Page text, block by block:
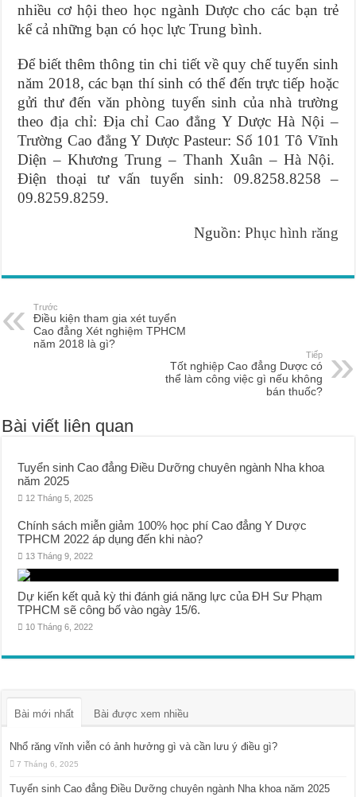
nhiều cơ hội theo học ngành Dược cho các bạn trẻ
kể cả những bạn có học lực Trung bình.
Để biết thêm thông tin chi tiết về quy chế tuyển sinh
năm 2018, các bạn thí sinh có thể đến trực tiếp hoặc
gửi thư đến văn phòng tuyển sinh của nhà trường
theo địa chỉ: Địa chỉ Cao đẳng Y Dược Hà Nội –
Trường Cao đẳng Y Dược Pasteur: Số 101 Tô Vĩnh
Diện – Khương Trung – Thanh Xuân – Hà Nội.
Điện thoại tư vấn tuyển sinh: 09.8258.8258 –
09.8259.8259.
Nguồn: Phục hình răng
Trước
Điều kiện tham gia xét tuyển
Cao đẳng Xét nghiệm TPHCM
năm 2018 là gì?
Tiếp
Tốt nghiệp Cao đẳng Dược có
thể làm công việc gì nếu không
bán thuốc?
Bài viết liên quan
Tuyển sinh Cao đẳng Điều Dưỡng chuyên ngành Nha khoa
năm 2025
12 Tháng 5, 2025
Chính sách miễn giảm 100% học phí Cao đẳng Y Dược
TPHCM 2022 áp dụng đến khi nào?
13 Tháng 9, 2022
Dự kiến kết quả kỳ thi đánh giá năng lực của ĐH Sư Phạm
TPHCM sẽ công bố vào ngày 15/6.
10 Tháng 6, 2022
Bài mới nhất Bài được xem nhiều
Nhổ răng vĩnh viễn có ảnh hưởng gì và cần lưu ý điều gì?
7 Tháng 6, 2025
Tuyển sinh Cao đẳng Điều Dưỡng chuyên ngành Nha khoa năm 2025